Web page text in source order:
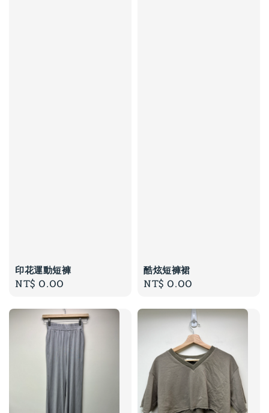
印花運動短褲
Regular
NT$ 0.00
酷炫短褲裙
Regular
NT$ 0.00